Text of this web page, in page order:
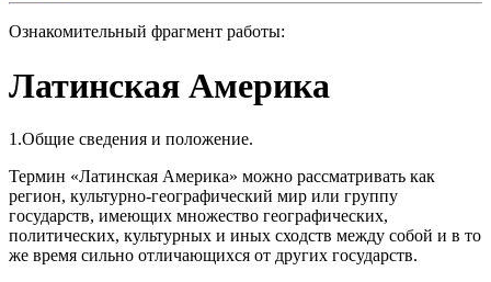
Ознакомительный фрагмент работы:
Латинская Америка
1.Общие сведения и положение.
Термин «Латинская Америка» можно рассматривать как
регион, культурно-географический мир или группу
государств, имеющих множество географических,
политических, культурных и иных сходств между собой и в то
же время сильно отличающихся от других государств.